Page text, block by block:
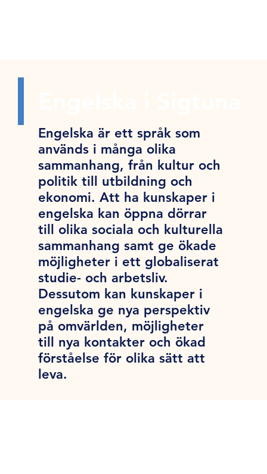
Engelska är ett språk som
används i många olika
sammanhang, från kultur och
politik till utbildning och
ekonomi. Att ha kunskaper i
engelska kan öppna dörrar
till olika sociala och kulturella
sammanhang samt ge ökade
möjligheter i ett globaliserat
studie- och arbetsliv.
Dessutom kan kunskaper i
engelska ge nya perspektiv
på omvärlden, möjligheter
till nya kontakter och ökad
förståelse för olika sätt att
leva.